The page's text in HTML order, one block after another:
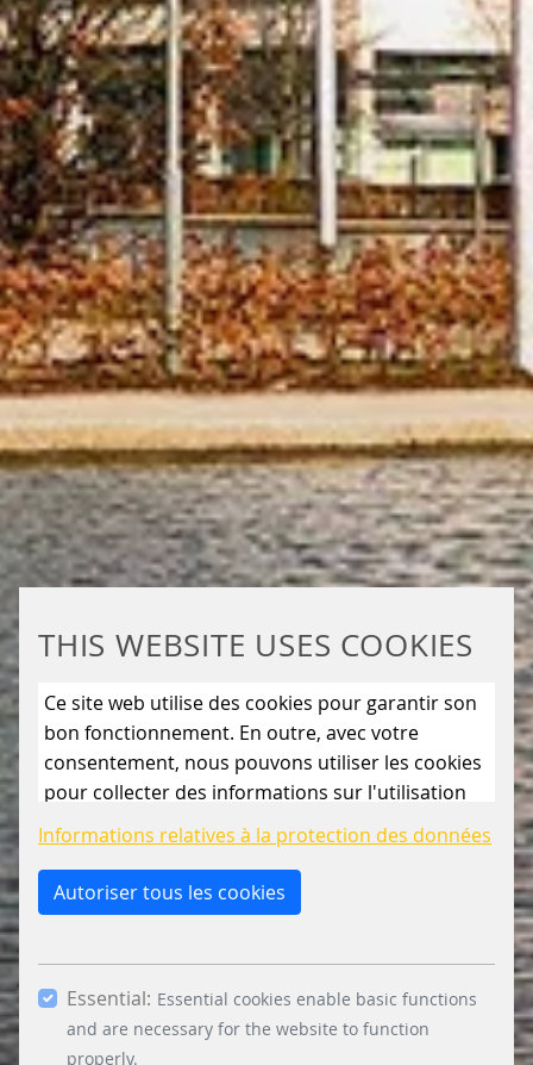
THIS WEBSITE USES COOKIES
Ce site web utilise des cookies pour garantir son
bon fonctionnement. En outre, avec votre
consentement, nous pouvons utiliser les cookies
pour collecter des informations sur l'utilisation
du site web afin de l'améliorer en permanence.
En cliquant sur le bouton « Autoriser uniquement
les cookies essentiels », vous refusez l'utilisation
de cookies autres que ceux qui sont strictement
et « Marketing » et en cliquant sur le bouton «
Autoriser la sélection », vous acceptez l'utilisation
d'autres cookies. En cliquant sur le bouton «
Accepter tous les cookies », vous acceptez tous
Informations relatives à la protection des données
Autoriser tous les cookies
Essential: Essential cookies enable basic functions
and are necessary for the website to function
properly.